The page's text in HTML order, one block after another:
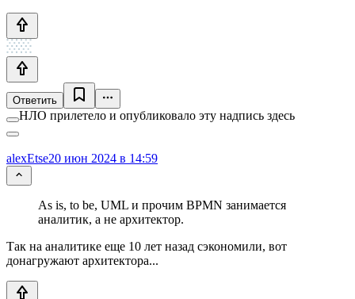
Ответить
НЛО прилетело и опубликовало эту надпись здесь
alexEtse20 июн 2024 в 14:59
As is, to be, UML и прочим BPMN занимается
аналитик, а не архитектор.
Так на аналитике еще 10 лет назад сэкономили, вот
донагружают архитектора...